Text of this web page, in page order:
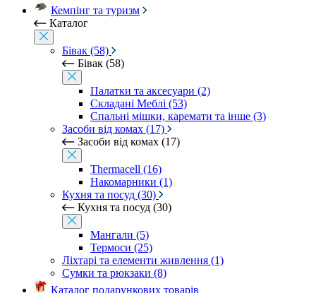
Кемпінг та туризм
Каталог
Бівак (58)
Бівак (58)
Палатки та аксесуари (2)
Складані Меблі (53)
Спальні мішки, каремати та інше (3)
Засоби від комах (17)
Засоби від комах (17)
Thermacell (16)
Накомарники (1)
Кухня та посуд (30)
Кухня та посуд (30)
Мангали (5)
Термоси (25)
Ліхтарі та елементи живлення (1)
Сумки та рюкзаки (8)
Каталог подарункових товарів